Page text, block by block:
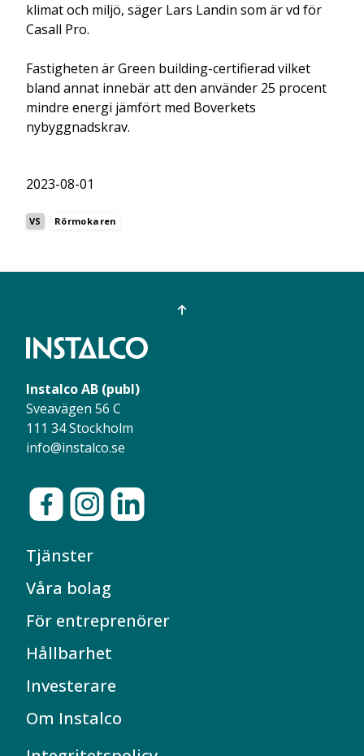
klimat och miljö, säger Lars Landin som är vd för
Casall Pro.
Fastigheten är Green building-certifierad vilket
bland annat innebär att den använder 25 procent
mindre energi jämfört med Boverkets
nybyggnadskrav.
2023-08-01
VS Rörmokaren
Instalco AB (publ)
Sveavägen 56 C
111 34 Stockholm
info@instalco.se
Tjänster
Våra bolag
För entreprenörer
Hållbarhet
Investerare
Om Instalco